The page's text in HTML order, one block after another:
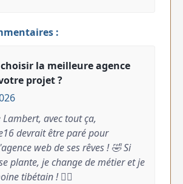
:
la meilleure agence
projet ?
Lambert, avec tout ça,
devrait être paré pour
web de ses rêves ! 🤣 Si
plante, je change de métier et je
tibétain ! 🧘‍♂️